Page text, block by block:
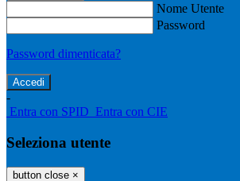
Nome Utente
Password
Password dimenticata?
-
Entra con SPID Entra con CIE
Seleziona utente
button close ×